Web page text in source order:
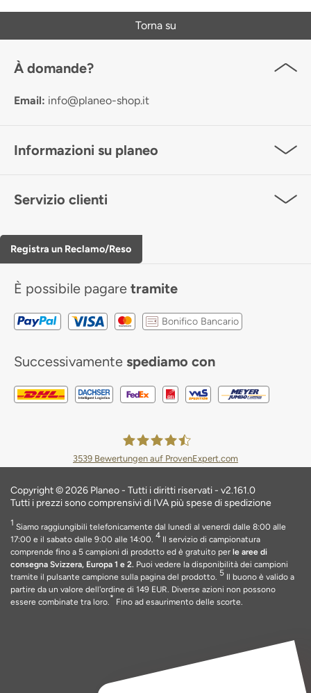
Torna su
À domande?
Email: info@planeo-shop.it
Informazioni su planeo
Servizio clienti
Registra un Reclamo/Reso
È possibile pagare tramite
Bonifico Bancario
Successivamente spediamo con
3539 Bewertungen auf ProvenExpert.com
Copyright © 2026 Planeo - Tutti i diritti riservati - v2.161.0
Tutti i prezzi sono comprensivi di IVA più spese di spedizione
1 Siamo raggiungibili telefonicamente dal lunedì al venerdì dalle 8:00 alle
17:00 e il sabato dalle 9:00 alle 14:00. 4 Il servizio di campionatura
comprende fino a 5 campioni di prodotto ed è gratuito per le aree di
consegna Svizzera, Europa 1 e 2. Puoi vedere la disponibilità dei campioni
tramite il pulsante campione sulla pagina del prodotto. 5 Il buono è valido a
partire da un valore dell'ordine di 149 EUR. Diverse azioni non possono
essere combinate tra loro.* Fino ad esaurimento delle scorte.